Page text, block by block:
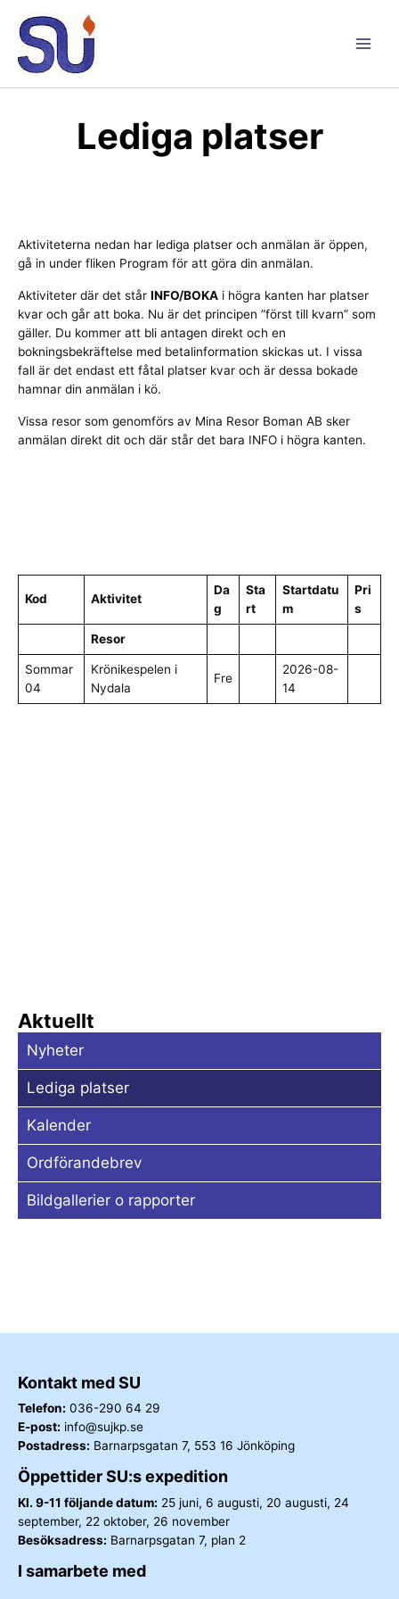
innehåll
Lediga platser
Aktiviteterna nedan har lediga platser och anmälan är öppen,
gå in under fliken Program för att göra din anmälan.
Aktiviteter där det står INFO/BOKA i högra kanten har platser
kvar och går att boka. Nu är det principen ”först till kvarn” som
gäller. Du kommer att bli antagen direkt och en
bokningsbekräftelse med betalinformation skickas ut. I vissa
fall är det endast ett fåtal platser kvar och är dessa bokade
hamnar din anmälan i kö.
Vissa resor som genomförs av Mina Resor Boman AB sker
anmälan direkt dit och där står det bara INFO i högra kanten.
Kod Aktivitet
Da
g
Sta
rt
Startdatu
m
Pri
s
Resor
Sommar
04
Krönikespelen i
Nydala
Fre
2026-08-
14
Aktuellt
Nyheter
Lediga platser
Kalender
Ordförandebrev
Bildgallerier o rapporter
Kontakt med SU
Telefon: 036-290 64 29
E-post: info@sujkp.se
Postadress: Barnarpsgatan 7, 553 16 Jönköping
Öppettider SU:s expedition
Kl. 9-11 följande datum: 25 juni, 6 augusti, 20 augusti, 24
september, 22 oktober, 26 november
Besöksadress: Barnarpsgatan 7, plan 2
I samarbete med